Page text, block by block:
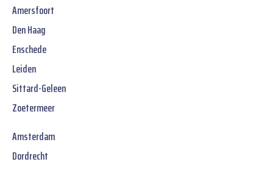
Amersfoort
Den Haag
Enschede
Leiden
Sittard-Geleen
Zoetermeer
Amsterdam
Dordrecht